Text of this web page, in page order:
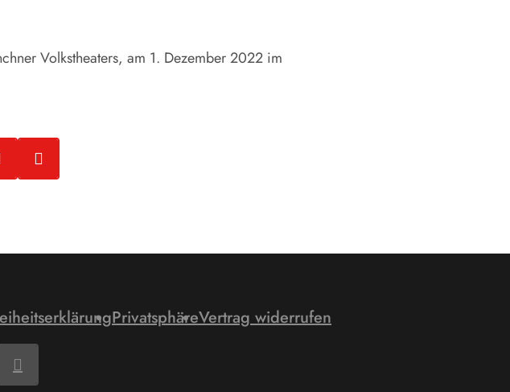
Volkstheaters, am 1. Dezember 2022 im
PrivatsphäreVertrag widerrufen